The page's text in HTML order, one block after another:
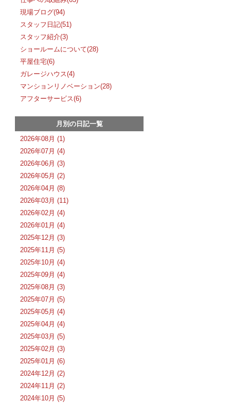
現場ブログ(94)
スタッフ日記(51)
スタッフ紹介(3)
ショールームについて(28)
平屋住宅(6)
ガレージハウス(4)
マンションリノベーション(28)
アフターサービス(6)
月別の日記一覧
2026年08月 (1)
2026年07月 (4)
2026年06月 (3)
2026年05月 (2)
2026年04月 (8)
2026年03月 (11)
2026年02月 (4)
2026年01月 (4)
2025年12月 (3)
2025年11月 (5)
2025年10月 (4)
2025年09月 (4)
2025年08月 (3)
2025年07月 (5)
2025年05月 (4)
2025年04月 (4)
2025年03月 (5)
2025年02月 (3)
2025年01月 (6)
2024年12月 (2)
2024年11月 (2)
2024年10月 (5)